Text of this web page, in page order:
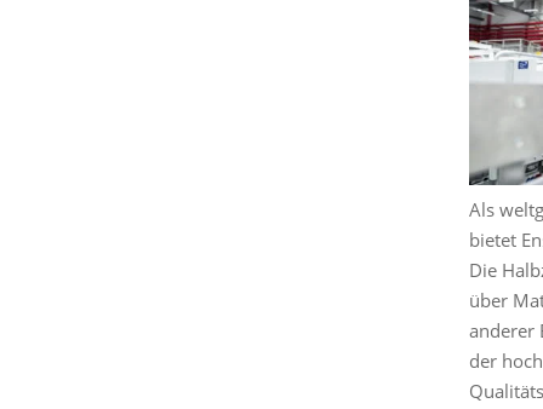
Als
bietet
Die
über
anderer
der